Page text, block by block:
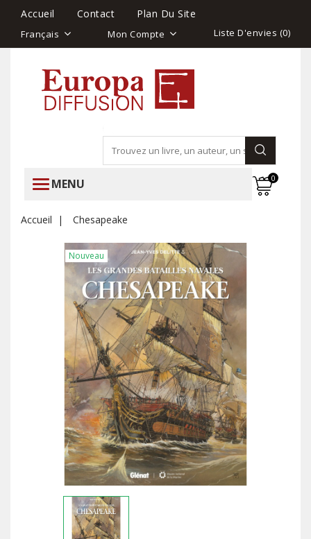
Accueil Contact Plan Du Site
Français Mon Compte Liste D'envies (0)
MENU 0
Accueil Chesapeake
Nouveau